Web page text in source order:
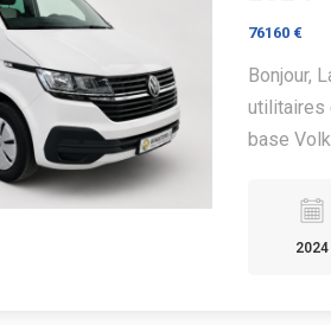
76160 €
Bonjour,
utilitaires
base
2024